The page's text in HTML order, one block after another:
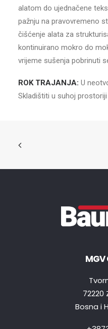
alatom do ujednačene
pažnju na pravovremeno
čišćenje alata za
kontinuirano mokro do
vrijeme sušenja pobrinuti
ROK TRAJANJA: U
Skladištiti u suhoj prostoriji
72220
Bosna i